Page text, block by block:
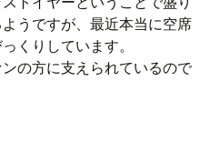
うですが、最近本当に空席
くりしています。
の方に支えられているので